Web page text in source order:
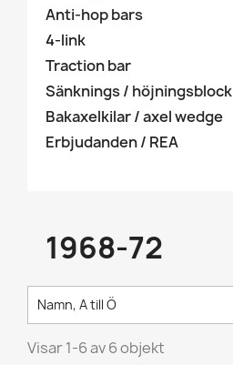
Anti-hop bars
4-link
Traction bar
Sänknings / höjningsblock
Bakaxelkilar / axel wedge
Erbjudanden / REA
1968-72
Namn, A till Ö
Visar 1-6 av 6 objekt